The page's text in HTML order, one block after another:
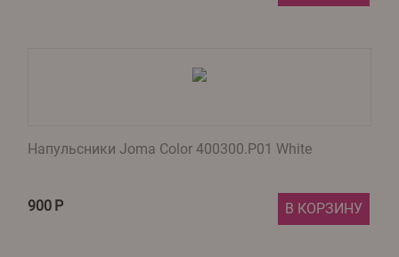
Напульсники Joma Color 400300.P01 White
900 Р В КОРЗИНУ